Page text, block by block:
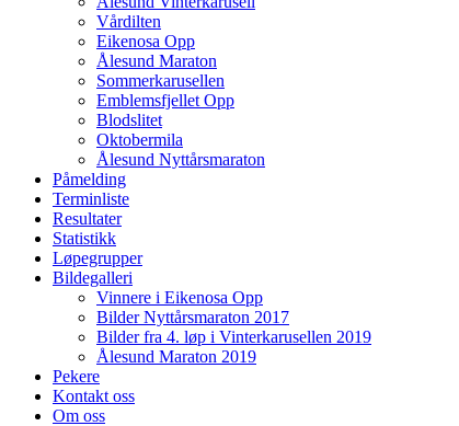
Vårdilten
Eikenosa Opp
Ålesund Maraton
Sommerkarusellen
Emblemsfjellet Opp
Blodslitet
Oktobermila
Ålesund Nyttårsmaraton
Påmelding
Terminliste
Resultater
Statistikk
Løpegrupper
Bildegalleri
Vinnere i Eikenosa Opp
Bilder Nyttårsmaraton 2017
Bilder fra 4. løp i Vinterkarusellen 2019
Ålesund Maraton 2019
Pekere
Kontakt oss
Om oss